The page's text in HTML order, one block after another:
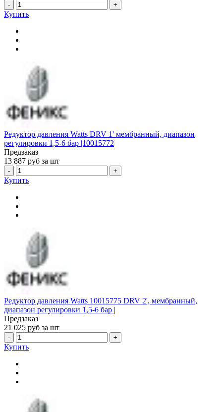
- +
Купить
Редуктор давления Watts DRV 1' мембранный, диапазон
регулировки 1,5-6 бар |10015772
Предзаказ
13 887 руб за шт
- +
Купить
Редуктор давления Watts 10015775 DRV 2', мембранный,
диапазон регулировки 1,5-6 бар |
Предзаказ
21 025 руб за шт
- +
Купить